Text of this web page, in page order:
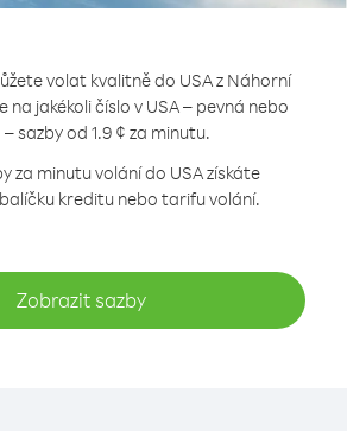
volat kvalitně do USA z Náhorní
na jakékoli číslo v USA – pevná nebo
sazby od 1.9 ¢ za minutu.
za minutu volání do USA získáte
kreditu nebo tarifu volání.
Zobrazit sazby